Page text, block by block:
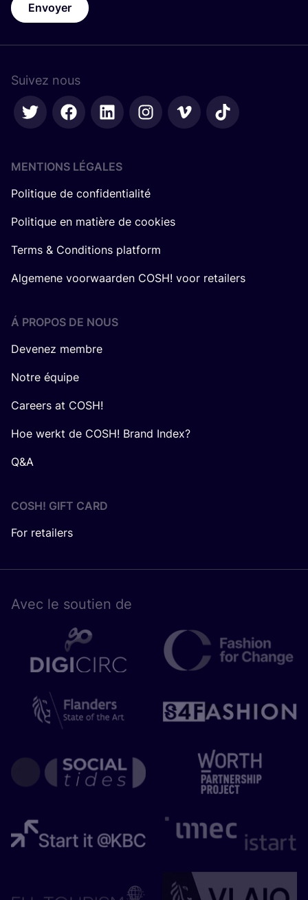
Envoyer
Suivez nous
MENTIONS LÉGALES
Politique de confidentialité
Politique en matière de cookies
Terms & Conditions platform
Algemene voorwaarden COSH! voor retailers
Á PROPOS DE NOUS
Devenez membre
Notre équipe
Careers at COSH!
Hoe werkt de COSH! Brand Index?
Q&A
COSH! GIFT CARD
For retailers
Avec le sou­tien de